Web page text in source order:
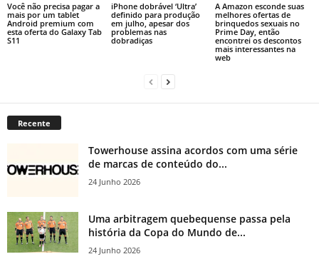
Você não precisa pagar a
mais por um tablet
Android premium com
esta oferta do Galaxy Tab
S11
iPhone dobrável ‘Ultra’
definido para produção
em julho, apesar dos
problemas nas
dobradiças
A Amazon esconde suas
melhores ofertas de
brinquedos sexuais no
Prime Day, então
encontrei os descontos
mais interessantes na
web
Recente
Towerhouse assina acordos com uma série
de marcas de conteúdo do...
24 Junho 2026
Uma arbitragem quebequense passa pela
história da Copa do Mundo de...
24 Junho 2026